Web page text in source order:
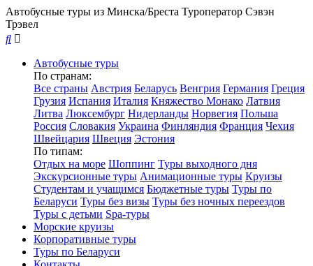
Автобусные туры из Минска/Бреста Туроператор Сэвэн
Трэвел
Автобусные туры
По странам:
Все страны Австрия Беларусь Венгрия Германия Греция
Грузия Испания Италия Княжество Монако Латвия
Литва Люксембург Нидерланды Норвегия Польша
Россия Словакия Украина Финляндия Франция Чехия
Швейцария Швеция Эстония
По типам:
Отдых на море Шоппинг Туры выходного дня
Экскурсионные туры Анимационные туры Круизы
Студентам и учащимся Бюджетные туры Туры по
Беларуси Туры без визы Туры без ночных переездов
Туры с детьми Spa-туры
Морские круизы
Корпоративные туры
Туры по Беларуси